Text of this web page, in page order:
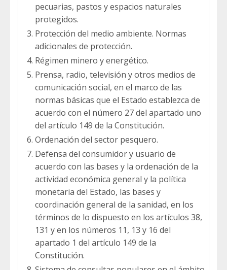
pecuarias, pastos y espacios naturales
protegidos.
Protección del medio ambiente. Normas
adicionales de protección.
Régimen minero y energético.
Prensa, radio, televisión y otros medios de
comunicación social, en el marco de las
normas básicas que el Estado establezca de
acuerdo con el número 27 del apartado uno
del artículo 149 de la Constitución.
Ordenación del sector pesquero.
Defensa del consumidor y usuario de
acuerdo con las bases y la ordenación de la
actividad económica general y la política
monetaria del Estado, las bases y
coordinación general de la sanidad, en los
términos de lo dispuesto en los artículos 38,
131 y en los números 11, 13 y 16 del
apartado 1 del artículo 149 de la
Constitución.